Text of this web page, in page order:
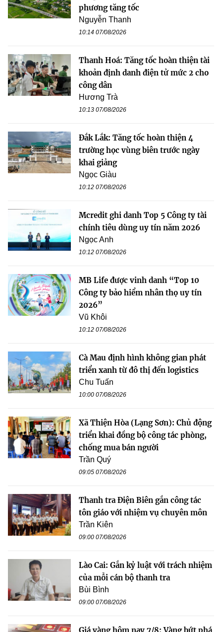
phương tăng tốc
Nguyễn Thanh
10:14 07/08/2026
Thanh Hoá: Tăng tốc hoàn thiện tài
khoản định danh điện tử mức 2 cho
công dân
Hương Trà
10:13 07/08/2026
Đắk Lắk: Tăng tốc hoàn thiện 4
trường học vùng biên trước ngày
khai giảng
Ngọc Giàu
10:12 07/08/2026
Mcredit ghi danh Top 5 Công ty tài
chính tiêu dùng uy tín năm 2026
Ngọc Anh
10:12 07/08/2026
MB Life được vinh danh “Top 10
Công ty bảo hiểm nhân thọ uy tín
2026”
Vũ Khôi
10:12 07/08/2026
Cà Mau định hình không gian phát
triển xanh từ đô thị đến logistics
Chu Tuấn
10:00 07/08/2026
Xã Thiện Hòa (Lạng Sơn): Chủ động
triển khai đồng bộ công tác phòng,
chống mua bán người
Trần Quý
09:05 07/08/2026
Thanh tra Điện Biên gắn công tác
tôn giáo với nhiệm vụ chuyên môn
Trần Kiên
09:00 07/08/2026
Lào Cai: Gắn kỷ luật với trách nhiệm
của mỗi cán bộ thanh tra
Bùi Bình
09:00 07/08/2026
Giá vàng hôm nay 7/8: Vàng bứt phá